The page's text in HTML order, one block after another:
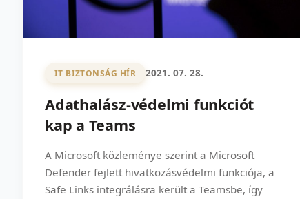
IT BIZTONSÁG HÍR 2021. 07. 28.
Adathalász-védelmi funkciót
kap a Teams
A Microsoft közleménye szerint a Microsoft
Defender fejlett hivatkozásvédelmi funkciója, a
Safe Links integrálásra került a Teamsbe, így